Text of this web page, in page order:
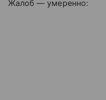
Жалоб — умеренно: